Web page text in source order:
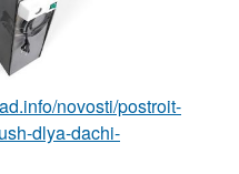
novosti/postroit-
dlya-dachi-